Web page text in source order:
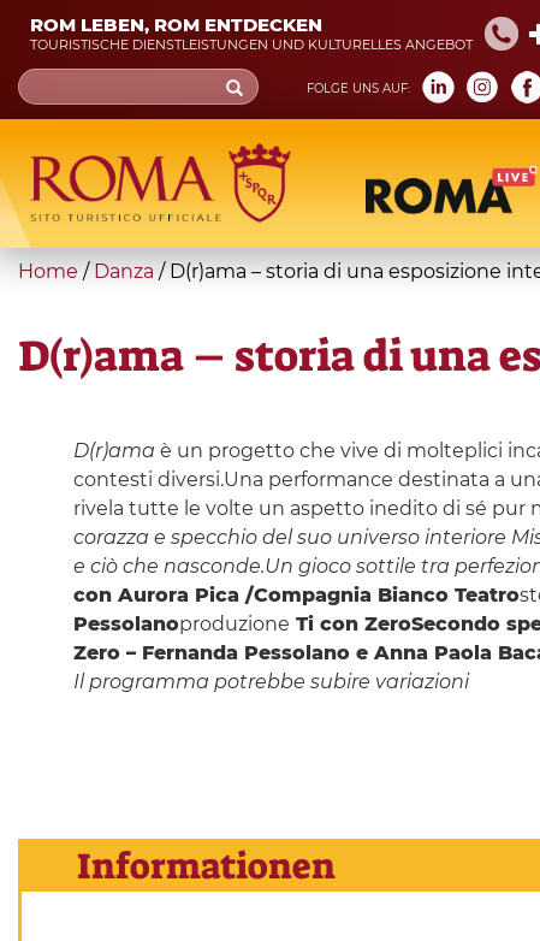
Skip
main
content
ROM LEBEN, ROM ENTDECKEN
TOURISTISCHE DIENSTLEISTUNGEN UND KULTURELLES ANGEBOT
FOLGE UNS AUF:
Search
form
Suche
You
here
Home / Danza / D(r)ama – storia di una esposizione
D(r)ama – storia di una
D(r)ama è un progetto che vive di molteplici
contesti diversi.Una performance destinata a
rivela tutte le volte un aspetto inedito di sé pur
corazza e specchio del suo universo interiore
e ciò che nasconde.Un gioco sottile tra
con Aurora Pica /Compagnia Bianco Teatro
Pessolanoproduzione Ti con ZeroSecondo
Zero – Fernanda Pessolano e Anna Paola
Il programma potrebbe subire variazioni
Informationen